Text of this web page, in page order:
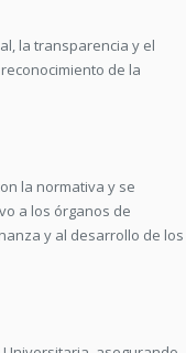
la transparencia y el
de la
la normativa y se
a los órganos de
y al desarrollo de los